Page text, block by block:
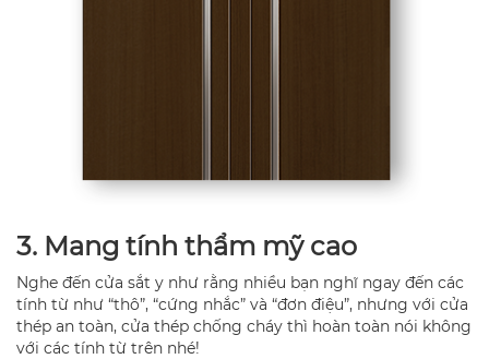
3. Mang tính thẩm mỹ cao
Nghe đến cửa sắt y như rằng nhiều bạn nghĩ ngay đến các
tính từ như “thô”, “cứng nhắc” và “đơn điệu”, nhưng với cửa
thép an toàn, cửa thép chống cháy thì hoàn toàn nói không
với các tính từ trên nhé!